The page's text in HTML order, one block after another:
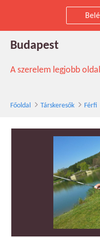
Károly57
Budapest
A szerelem legjobb
Főoldal Társkeresők Férfi